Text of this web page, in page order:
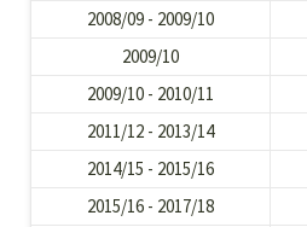
2008/09 - 2009/10
2009/10
2009/10 - 2010/11
2011/12 - 2013/14
2014/15 - 2015/16
2015/16 - 2017/18